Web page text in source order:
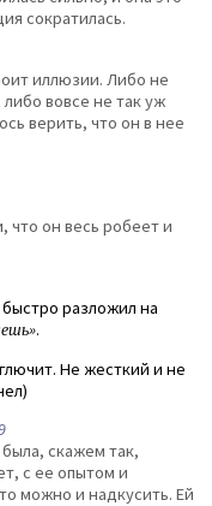
сократилась.
иллюзии. Либо не
вовсе не так уж
верить, что он в нее
что он весь робеет и
разложил на
.
Не жесткий и не
скажем так,
с ее опытом и
можно и надкусить. Ей